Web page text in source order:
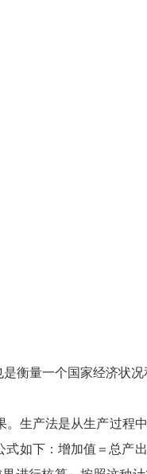
量一个国家经济状况
生产法是从生产过程中
如下：增加值＝总产